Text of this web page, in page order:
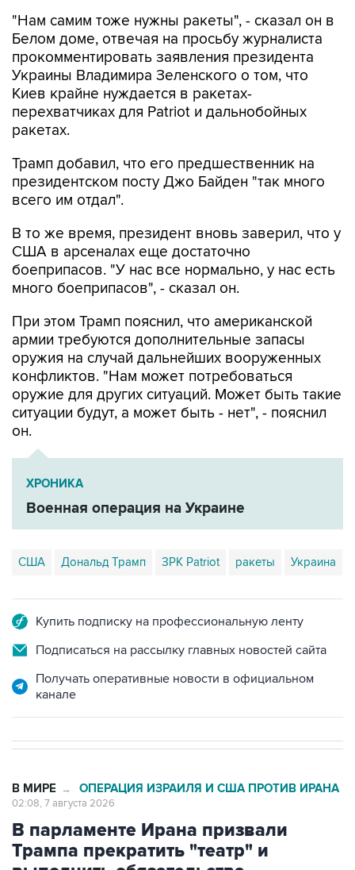
прокомментировать заявления президента
Украины Владимира Зеленского о том, что
Киев крайне нуждается в ракетах-
перехватчиках для Patriot и дальнобойных
ракетах.
Трамп добавил, что его предшественник на
всего им отдал".
В то же время, президент вновь заверил, что у
боеприпасов. "У нас все нормально, у нас есть
много боеприпасов", - сказал он.
При этом Трамп пояснил, что американской
оружия на случай дальнейших вооруженных
конфликтов. "Нам может потребоваться
оружие для других ситуаций. Может быть такие
ситуации будут, а может быть - нет", - пояснил
он.
ХРОНИКА
Военная операция на Украине
США Дональд Трамп ЗРК Patriot ракеты Украина
Подписаться на рассылку главных новостей сайта
Получать оперативные новости в официальном
канале
В парламенте Ирана призвали
Трампа прекратить "театр" и
выполнить обязательства